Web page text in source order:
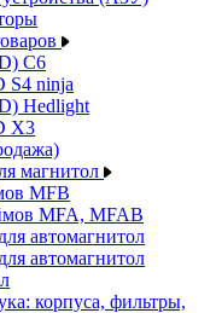
C6
S4 ninja
Hedlight
X3
магнитол
MFB
MFA, MFAB
автомагнитол
автомагнитол
корпуса, фильтры,